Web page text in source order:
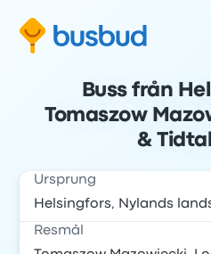
Buss från
Tomaszow
&
Ursprung
Resmål